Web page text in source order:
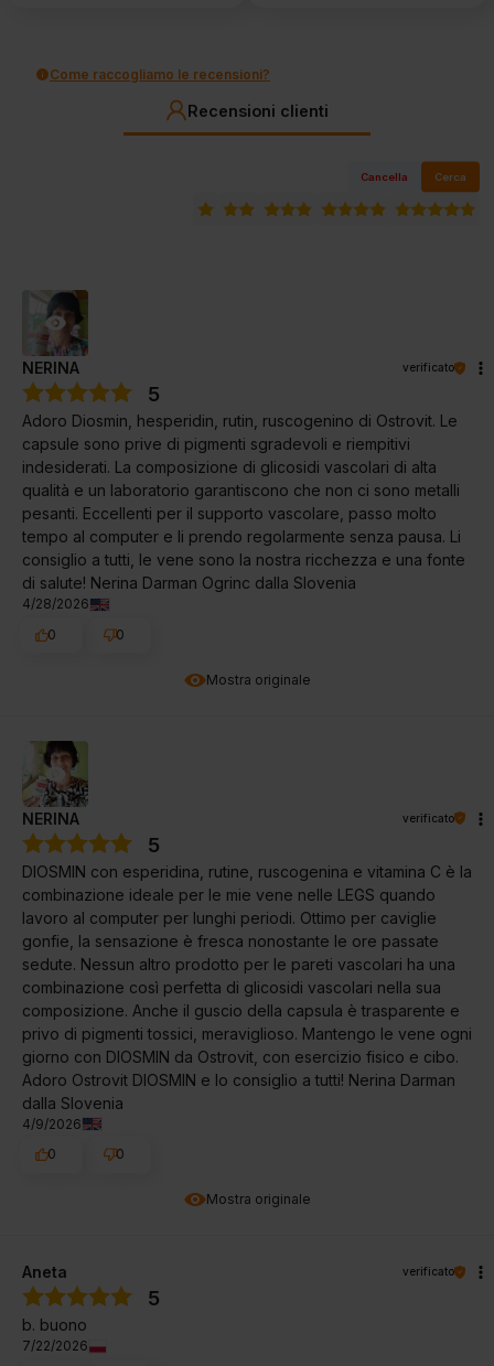
Come raccogliamo le recensioni?
Recensioni clienti
Cancella Cerca
Mostra originale
NERINA verificato
5
Adoro Diosmin, hesperidin, rutin, ruscogenino di Ostrovit. Le
capsule sono prive di pigmenti sgradevoli e riempitivi
indesiderati. La composizione di glicosidi vascolari di alta
qualità e un laboratorio garantiscono che non ci sono metalli
pesanti. Eccellenti per il supporto vascolare, passo molto
tempo al computer e li prendo regolarmente senza pausa. Li
consiglio a tutti, le vene sono la nostra ricchezza e una fonte
di salute! Nerina Darman Ogrinc dalla Slovenia
4/28/2026
0
0
Mostra originale
NERINA verificato
5
DIOSMIN con esperidina, rutine, ruscogenina e vitamina C è la
combinazione ideale per le mie vene nelle LEGS quando
lavoro al computer per lunghi periodi. Ottimo per caviglie
gonfie, la sensazione è fresca nonostante le ore passate
sedute. Nessun altro prodotto per le pareti vascolari ha una
combinazione così perfetta di glicosidi vascolari nella sua
composizione. Anche il guscio della capsula è trasparente e
privo di pigmenti tossici, meraviglioso. Mantengo le vene ogni
giorno con DIOSMIN da Ostrovit, con esercizio fisico e cibo.
Adoro Ostrovit DIOSMIN e lo consiglio a tutti! Nerina Darman
dalla Slovenia
4/9/2026
0
0
Aneta verificato
5
b. buono
7/22/2026